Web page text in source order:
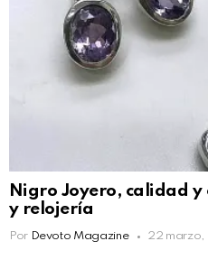
Nigro Joyero, calidad
y relojería
Por Devoto Magazine 22 marzo,